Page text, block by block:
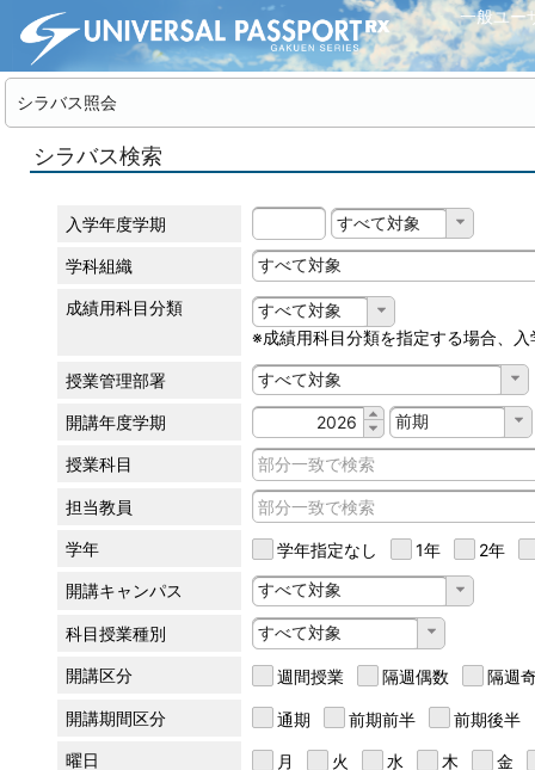
一般ユー
シラバス照会
シラバス検索
入学年度学期 すべて対象
学科組織 すべて対象
成績用科目分類
すべて対象
※成績用科目分類を指定する場合、
授業管理部署 すべて対象
開講年度学期 前期
授業科目
担当教員
学年 学年指定なし 1年 2年
開講キャンパス すべて対象
科目授業種別 すべて対象
開講区分 週間授業 隔週偶数 隔週
開講期間区分 通期 前期前半 前期後半
曜日 月 火 水 木 金